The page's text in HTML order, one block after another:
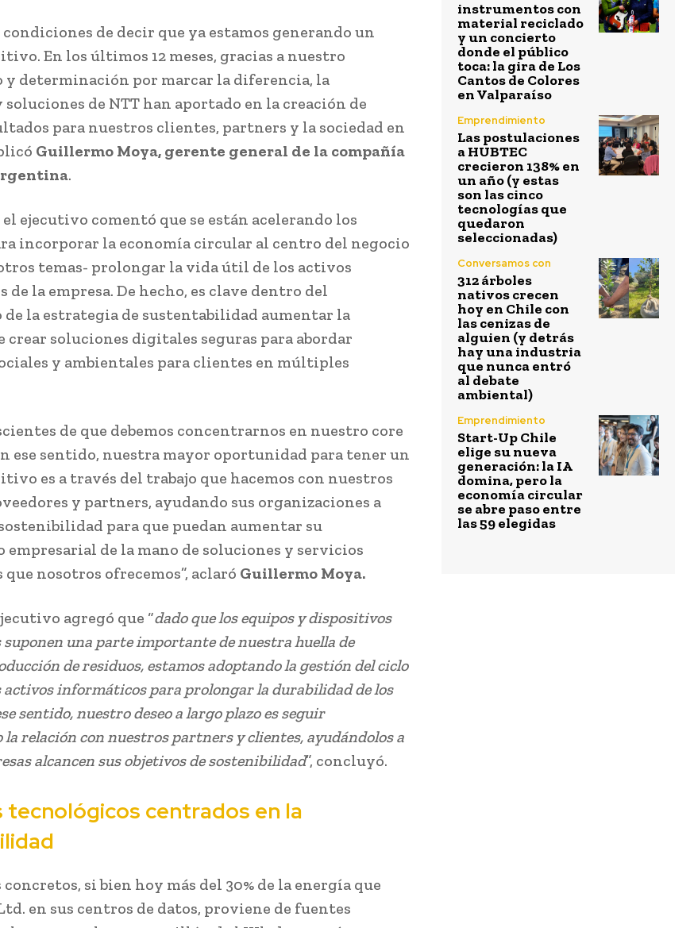
condiciones de decir que ya estamos generando un
En los últimos 12 meses, gracias a nuestro
y determinación por marcar la diferencia, la
de NTT han aportado en la creación de
para nuestros clientes, partners y la sociedad en
Guillermo Moya, gerente general de la compañía
.
el ejecutivo comentó que se están acelerando los
incorporar la economía circular al centro del negocio
temas- prolongar la vida útil de los activos
la empresa. De hecho, es clave dentro del
la estrategia de sustentabilidad aumentar la
crear soluciones digitales seguras para abordar
y ambientales para clientes en múltiples
de que debemos concentrarnos en nuestro core
ese sentido, nuestra mayor oportunidad para tener un
es a través del trabajo que hacemos con nuestros
y partners, ayudando sus organizaciones a
para que puedan aumentar su
de la mano de soluciones y servicios
nosotros ofrecemos”, aclaró Guillermo Moya.
agregó que “dado que los equipos y dispositivos
una parte importante de nuestra huella de
de residuos, estamos adoptando la gestión del ciclo
activos informáticos para prolongar la durabilidad de los
sentido, nuestro deseo a largo plazo es seguir
relación con nuestros partners y clientes, ayudándolos a
alcancen sus objetivos de sostenibilidad”, concluyó.
tecnológicos centrados en la
si bien hoy más del 30% de la energía que
en sus centros de datos, proviene de fuentes
instrumentos con
material reciclado
y un concierto
donde el público
toca: la gira de Los
Cantos de Colores
en Valparaíso
Emprendimiento
Las postulaciones
a HUBTEC
crecieron 138% en
un año (y estas
son las cinco
tecnologías que
quedaron
seleccionadas)
Conversamos con
312 árboles
nativos crecen
hoy en Chile con
las cenizas de
alguien (y detrás
hay una industria
que nunca entró
al debate
ambiental)
Emprendimiento
Start-Up Chile
elige su nueva
generación: la IA
domina, pero la
economía circular
se abre paso entre
las 59 elegidas